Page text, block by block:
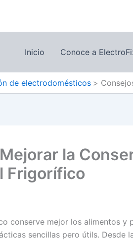
Inicio Conoce a
de electrodomésticos
la
Frigorífico
conserve mejor los alimentos y
sencillas pero útils. Desde